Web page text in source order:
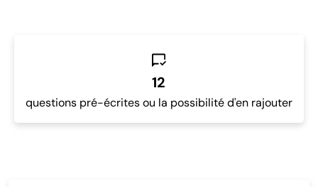
12
questions pré-écrites ou la possibilité d'en rajouter